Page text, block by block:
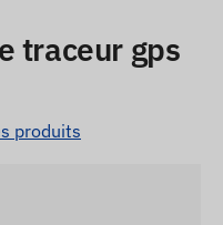
traceur gps
produits